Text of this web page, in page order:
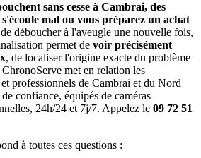
sans cesse à Cambrai, des
mal ou vous préparez un achat
déboucher à l'aveugle une nouvelle fois,
permet de voir précisément
, de localiser l'origine exacte du problème
met en relation les
professionnels de Cambrai et du Nord
confiance, équipés de caméras
24h/24 et 7j/7. Appelez le 09 72 51
à toutes ces questions :